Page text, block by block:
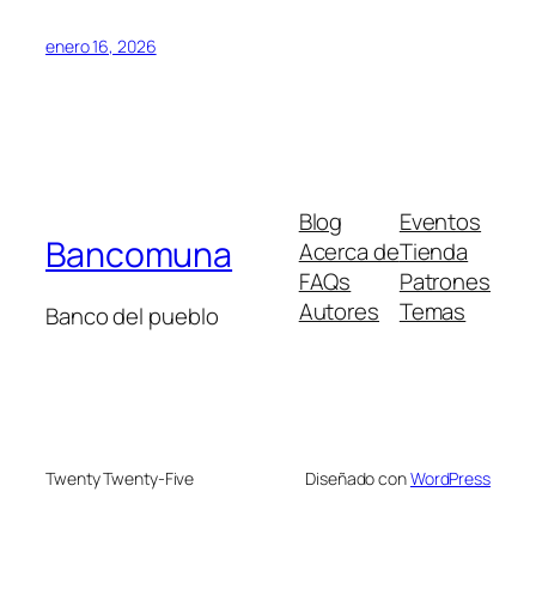
enero 16, 2026
Bancomuna
Banco del pueblo
Blog
Acerca de
FAQs
Autores
Eventos
Tienda
Patrones
Temas
Twenty Twenty-Five Diseñado conWordPress